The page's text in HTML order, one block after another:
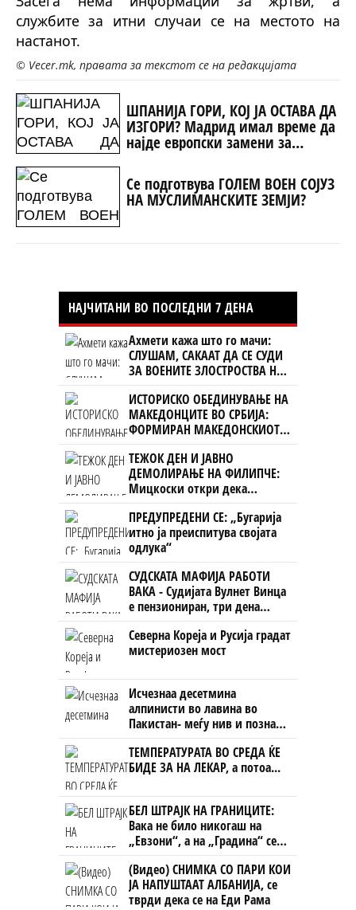
службите за итни случаи се на местото на
настанот.
© Vecer.mk, правата за текстот се на редакцијата
ШПАНИЈА ГОРИ, КОЈ ЈА ОСТАВА ДА
ИЗГОРИ? Мадрид имал време да
најде европски замени за
руските авиони - парите биле
потрошени за Украина
Се подготвува ГОЛЕМ ВОЕН СОЈУЗ
НА МУСЛИМАНСКИТЕ ЗЕМЈИ?
НАЈЧИТАНИ ВО ПОСЛЕДНИ 7 ДЕНА
Ахмети кажа што го мачи:
СЛУШАМ, САКААТ ДА СЕ СУДИ
ЗА ВОЕНИТЕ ЗЛОСТРОСТВА НА
УЧК...
ИСТОРИСКО ОБЕДИНУВАЊЕ НА
МАКЕДОНЦИТЕ ВО СРБИЈА:
ФОРМИРАН МАКЕДОНСКИОТ
НАЦИОНАЛЕН СОЈУЗ
ТЕЖОК ДЕН И ЈАВНО
ДЕМОЛИРАЊЕ НА ФИЛИПЧЕ:
Мицкоски откри дека
човекот појма нема од
ништо, освен за кеш
ПРЕДУПРЕДЕНИ СЕ: „Бугарија
итно ја преиспитува својата
одлука“
СУДСКАТА МАФИЈА РАБОТИ
ВАКА - Судијата Вулнет Винца
е пензиониран, три дена
откако му го врати пасошот
на бизнисменот Марковски
Северна Кореја и Русија градат
мистериозен мост
Исчезнаа десетмина
алпинисти во лавина во
Пакистан- меѓу нив и познат
Непалец
ТЕМПЕРАТУРАТА ВО СРЕДА ЌЕ
БИДЕ ЗА НА ЛЕКАР, а потоа...
БЕЛ ШТРАЈК НА ГРАНИЦИТЕ:
Вака не било никогаш на
„Евзони“, а на „Градина“ се
чека и пет часа
(Видео) СНИМКА СО ПАРИ КОИ
ЈА НАПУШТААТ АЛБАНИЈА, се
тврди дека се на Еди Рама